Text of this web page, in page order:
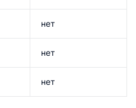
нет
нет
нет